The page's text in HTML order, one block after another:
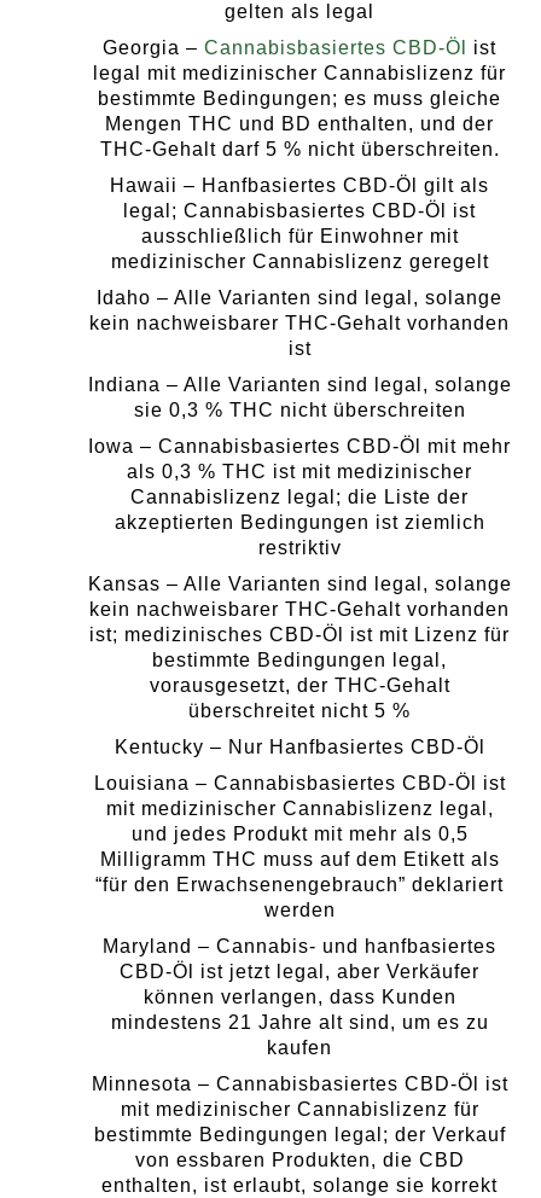
gelten als legal
Georgia – Cannabisbasiertes CBD-Öl
ist
legal mit medizinischer Cannabislizenz für
bestimmte Bedingungen; es muss gleiche
Mengen THC und BD enthalten, und der
THC-Gehalt darf 5 % nicht überschreiten.
Hawaii – Hanfbasiertes CBD-Öl gilt als
legal; Cannabisbasiertes CBD-Öl ist
ausschließlich für Einwohner mit
medizinischer Cannabislizenz geregelt
Idaho – Alle Varianten sind legal, solange
kein nachweisbarer THC-Gehalt vorhanden
ist
Indiana – Alle Varianten sind legal, solange
sie 0,3 % THC nicht überschreiten
Iowa – Cannabisbasiertes CBD-Öl mit mehr
als 0,3 % THC ist mit medizinischer
Cannabislizenz legal; die Liste der
akzeptierten Bedingungen ist ziemlich
restriktiv
Kansas – Alle Varianten sind legal, solange
kein nachweisbarer THC-Gehalt vorhanden
ist; medizinisches CBD-Öl ist mit Lizenz für
bestimmte Bedingungen legal,
vorausgesetzt, der THC-Gehalt
überschreitet nicht 5 %
Kentucky – Nur Hanfbasiertes CBD-Öl
Louisiana – Cannabisbasiertes CBD-Öl ist
mit medizinischer Cannabislizenz legal,
und jedes Produkt mit mehr als 0,5
Milligramm THC muss auf dem Etikett als
“für den Erwachsenengebrauch” deklariert
werden
Maryland – Cannabis- und hanfbasiertes
CBD-Öl ist jetzt legal, aber Verkäufer
können verlangen, dass Kunden
mindestens 21 Jahre alt sind, um es zu
kaufen
Minnesota – Cannabisbasiertes CBD-Öl ist
mit medizinischer Cannabislizenz für
bestimmte Bedingungen legal; der Verkauf
von essbaren Produkten, die CBD
enthalten, ist erlaubt, solange sie korrekt